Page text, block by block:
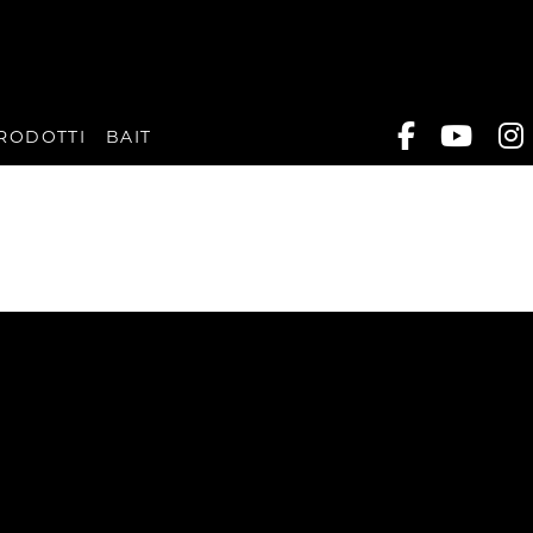
BAIT